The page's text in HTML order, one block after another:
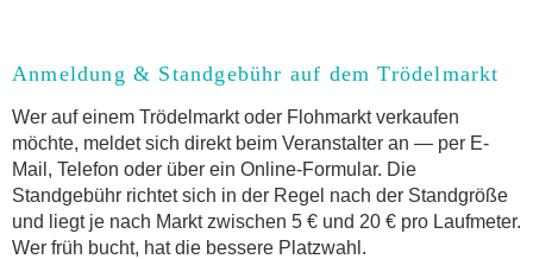
Anmeldung & Standgebühr auf dem Trödelmarkt
Wer auf einem Trödelmarkt oder Flohmarkt verkaufen
möchte, meldet sich direkt beim Veranstalter an — per E-
Mail, Telefon oder über ein Online-Formular. Die
Standgebühr richtet sich in der Regel nach der Standgröße
und liegt je nach Markt zwischen 5 € und 20 € pro Laufmeter.
Wer früh bucht, hat die bessere Platzwahl.